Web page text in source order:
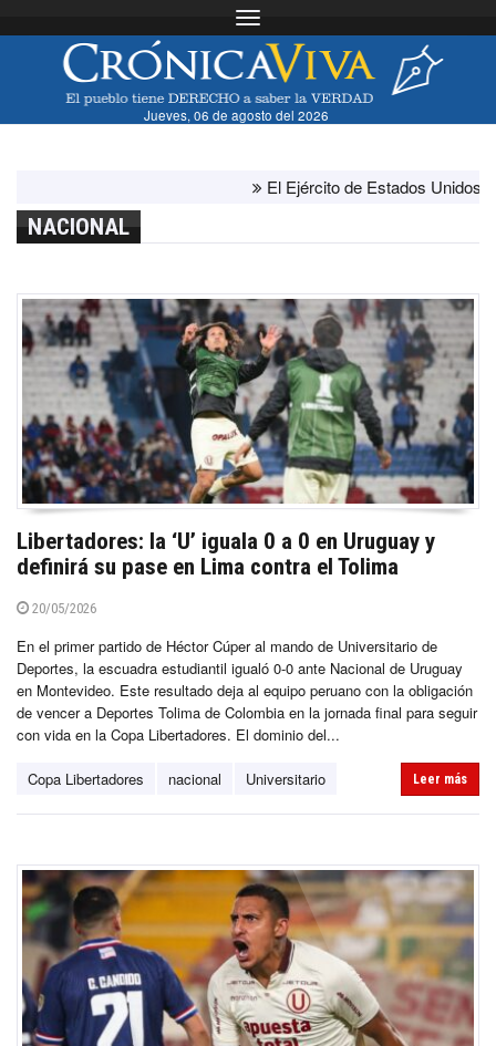
Toggle navigation
Jueves, 06 de agosto del 2026
El Ejército de Estados Unidos ha
NACIONAL
Libertadores: la ‘U’ iguala 0 a 0 en Uruguay y
definirá su pase en Lima contra el Tolima
20/05/2026
En el primer partido de Héctor Cúper al mando de Universitario de
Deportes, la escuadra estudiantil igualó 0-0 ante Nacional de Uruguay
en Montevideo. Este resultado deja al equipo peruano con la obligación
de vencer a Deportes Tolima de Colombia en la jornada final para seguir
con vida en la Copa Libertadores. El dominio del...
Copa Libertadores nacional Universitario Leer más